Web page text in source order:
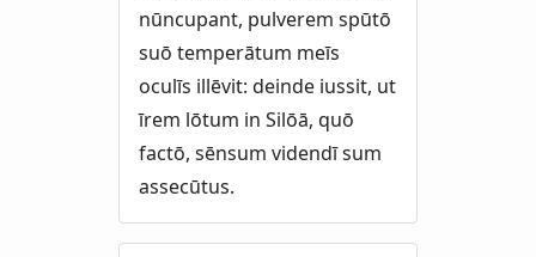
nūncupant, pulverem spūtō
suō temperātum meīs
oculīs illēvit: deinde iussit, ut
īrem lōtum in Silōā, quō
factō, sēnsum videndī sum
assecūtus.